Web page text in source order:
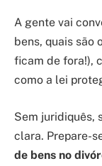
A gente vai
bens, quais são
ficam de fora!),
como a lei
Sem juridiquês,
clara. Prepare-
de bens no